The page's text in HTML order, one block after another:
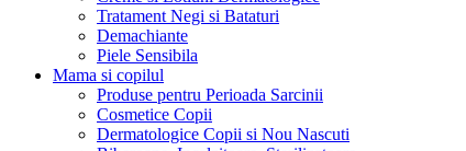
Tratament Negi si Bataturi
Demachiante
Piele Sensibila
Mama si copilul
Produse pentru Perioada Sarcinii
Cosmetice Copii
Dermatologice Copii si Nou Nascuti